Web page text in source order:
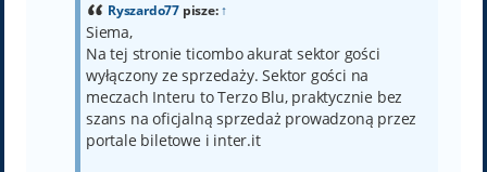
Ryszardo77pisze:↑
Siema,
Na tej stronie ticombo akurat sektor gości
wyłączony ze sprzedaży. Sektor gości na
meczach Interu to Terzo Blu, praktycznie bez
szans na oficjalną sprzedaż prowadzoną przez
portale biletowe i inter.it